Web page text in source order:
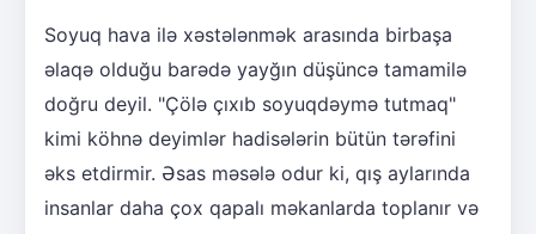
Soyuq hava ilə xəstələnmək arasında birbaşa
əlaqə olduğu barədə yayğın düşüncə tamamilə
doğru deyil. "Çölə çıxıb soyuqdəymə tutmaq"
kimi köhnə deyimlər hadisələrin bütün tərəfini
əks etdirmir. Əsas məsələ odur ki, qış aylarında
insanlar daha çox qapalı məkanlarda toplanır və